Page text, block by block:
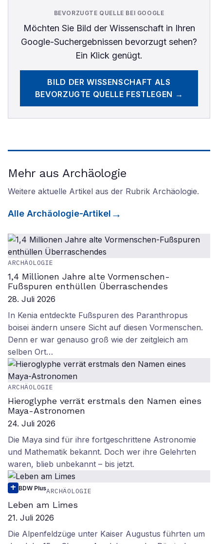
BEVORZUGTE QUELLE BEI GOOGLE
Möchten Sie Bild der Wissenschaftin Ihren
Google-Suchergebnissen bevorzugt sehen?
Ein Klick genügt.
BILD DER WISSENSCHAFT ALS
BEVORZUGTE QUELLE FESTLEGEN →
Mehr aus Archäologie
Weitere aktuelle Artikel aus der Rubrik Archäologie.
Alle Archäologie-Artikel
ARCHÄOLOGIE
1,4 Millionen Jahre alte Vormenschen-
Fußspuren enthüllen Überraschendes
28. Juli 2026
In Kenia entdeckte Fußspuren des Paranthropus
boisei ändern unsere Sicht auf diesen Vormenschen.
Denn er war genauso groß wie der zeitgleich am
selben Ort…
ARCHÄOLOGIE
Hieroglyphe verrät erstmals den Namen eines
Maya-Astronomen
24. Juli 2026
Die Maya sind für ihre fortgeschrittene Astronomie
und Mathematik bekannt. Doch wer ihre Gelehrten
waren, blieb unbekannt – bis jetzt.
BDW PlusARCHÄOLOGIE
Leben am Limes
21. Juli 2026
Die Alpenfeldzüge unter Kaiser Augustus führten um